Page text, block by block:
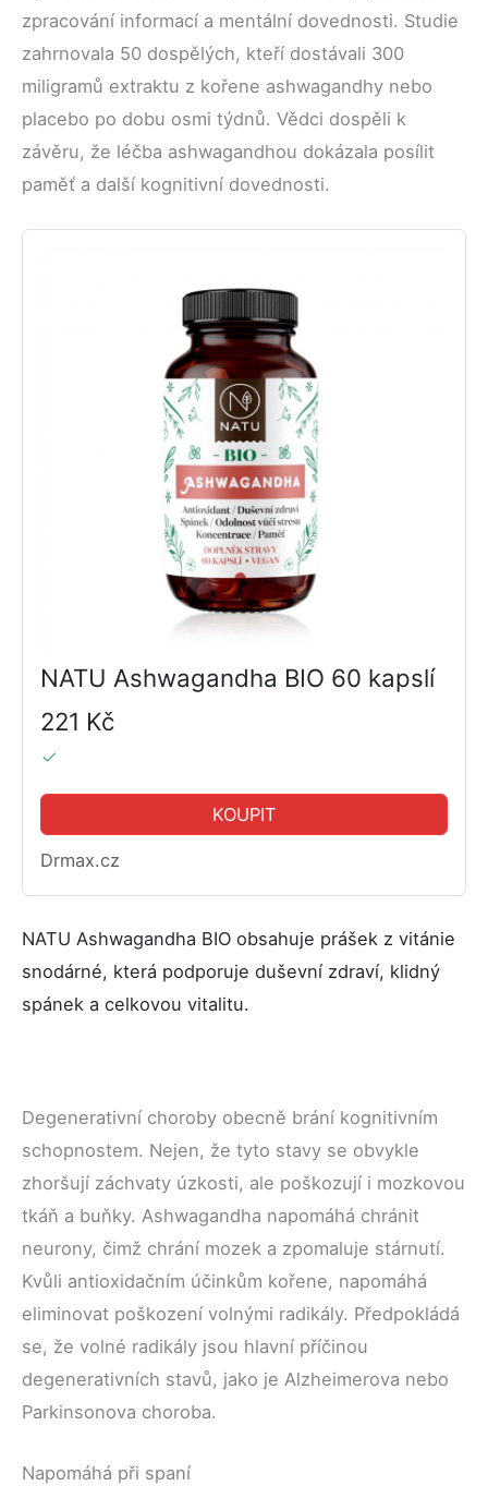
zpracování informací a mentální dovednosti. Studie
zahrnovala 50 dospělých, kteří dostávali 300
miligramů extraktu z kořene ashwagandhy nebo
placebo po dobu osmi týdnů. Vědci dospěli k
závěru, že léčba ashwagandhou dokázala posílit
paměť a další kognitivní dovednosti.
NATU Ashwagandha BIO 60 kapslí
221 Kč
KOUPIT
Drmax.cz
NATU Ashwagandha BIO obsahuje prášek z vitánie
snodárné, která podporuje duševní zdraví, klidný
spánek a celkovou vitalitu.
Degenerativní choroby obecně brání kognitivním
schopnostem. Nejen, že tyto stavy se obvykle
zhoršují záchvaty úzkosti, ale poškozují i mozkovou
tkáň a buňky. Ashwagandha napomáhá chránit
neurony, čimž chrání mozek a zpomaluje stárnutí.
Kvůli antioxidačním účinkům kořene, napomáhá
eliminovat poškození volnými radikály. Předpokládá
se, že volné radikály jsou hlavní příčinou
degenerativních stavů, jako je Alzheimerova nebo
Parkinsonova choroba.
Napomáhá při spaní